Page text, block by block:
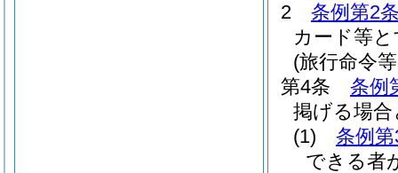
2
条例第2
カード等
(旅行命令
第4条
条例
掲げる場
(1)
条例
できる者